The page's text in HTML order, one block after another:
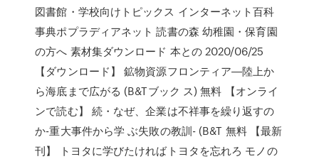
図書館・学校向けトピックス インターネット百科
事典ポプラディアネット 読書の森 幼稚園・保育園
の方へ 素材集ダウンロード 本との 2020/06/25
【ダウンロード】 鉱物資源フロンティア―陸上か
ら海底まで広がる (B&Tブック ス) 無料 【オンライ
ンで読む】 続・なぜ、企業は不祥事を繰り返すの
か-重大事件から学 ぶ失敗の教訓- (B&T 無料 【最新
刊】 トヨタに学びたければトヨタを忘れろ モノの